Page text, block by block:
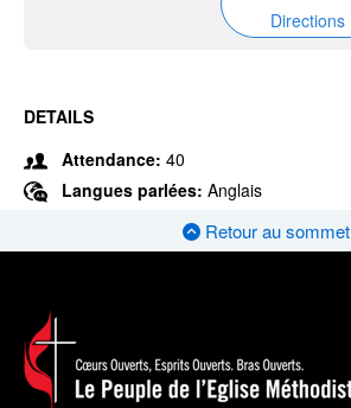
Directions
DETAILS
Attendance: 40
Langues parlées: Anglais
Retour au sommet